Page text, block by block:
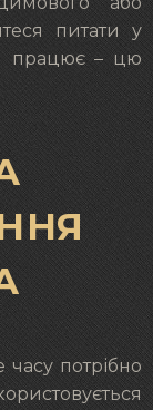
питати у
працює – цю
потрібно